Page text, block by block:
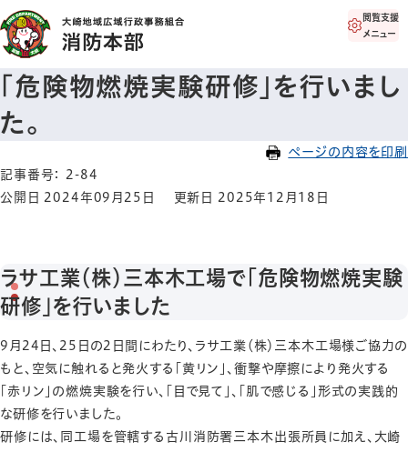
閲覧支援
メニュー
「危険物燃焼実験研修」を行いまし
た。
ページの内容を印刷
記事番号： 2-84
公開日 2024年09月25日
更新日 2025年12月18日
ラサ工業（株）三本木工場で「危険物燃焼実験
研修」を行いました
9月24日、25日の2日間にわたり、ラサ工業（株）三本木工場様ご協力の
もと、空気に触れると発火する「黄リン」、衝撃や摩擦により発火する
「赤リン」の燃焼実験を行い、「目で見て」、「肌で感じる」形式の実践的
な研修を行いました。
研修には、同工場を管轄する古川消防署三本木出張所員に加え、大崎